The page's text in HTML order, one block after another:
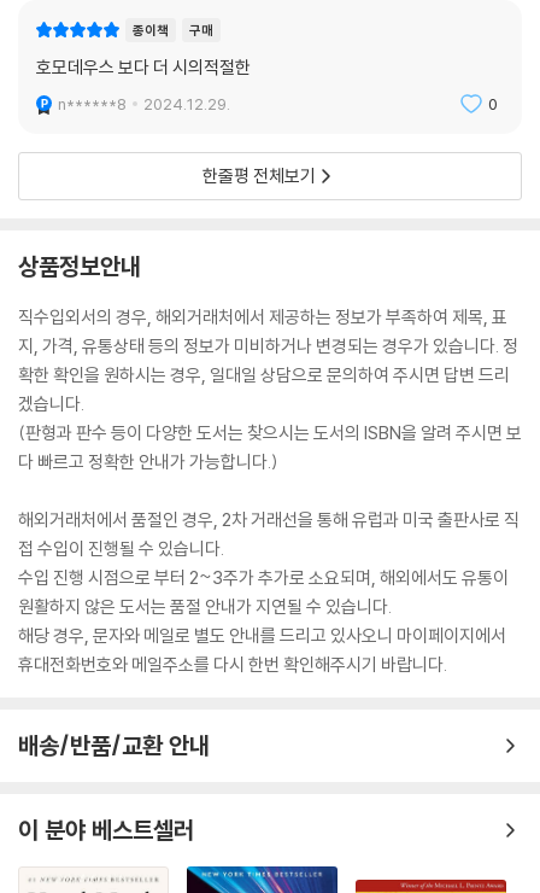
종이책 구매
호모데우스 보다 더 시의적절한
n******8 2024.12.29. 0
한줄평 전체보기
상품정보안내
직수입외서의 경우, 해외거래처에서 제공하는 정보가 부족하여 제목, 표
지, 가격, 유통상태 등의 정보가 미비하거나 변경되는 경우가 있습니다. 정
확한 확인을 원하시는 경우, 일대일 상담으로 문의하여 주시면 답변 드리
겠습니다.
(판형과 판수 등이 다양한 도서는 찾으시는 도서의 ISBN을 알려 주시면 보
다 빠르고 정확한 안내가 가능합니다.)
해외거래처에서 품절인 경우, 2차 거래선을 통해 유럽과 미국 출판사로 직
접 수입이 진행될 수 있습니다.
수입 진행 시점으로 부터 2~3주가 추가로 소요되며, 해외에서도 유통이
원활하지 않은 도서는 품절 안내가 지연될 수 있습니다.
해당 경우, 문자와 메일로 별도 안내를 드리고 있사오니 마이페이지에서
휴대전화번호와 메일주소를 다시 한번 확인해주시기 바랍니다.
배송/반품/교환 안내
이 분야 베스트셀러